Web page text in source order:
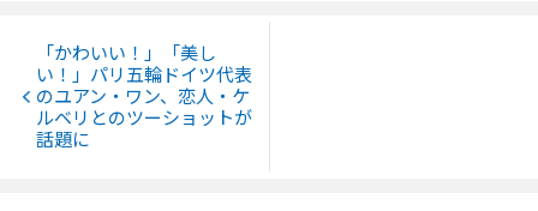
「かわいい！」「美し
い！」パリ五輪ドイツ代表
のユアン・ワン、恋人・ケ
ルベリとのツーショットが
話題に